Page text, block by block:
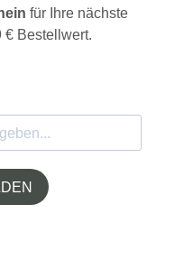
für Ihre nächste
€ Bestellwert.